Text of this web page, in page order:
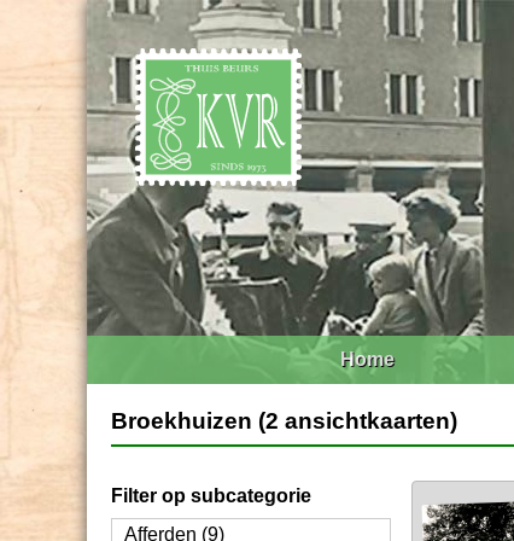
Home
Broekhuizen (2 ansichtkaarten)
Filter op subcategorie
Afferden (9)